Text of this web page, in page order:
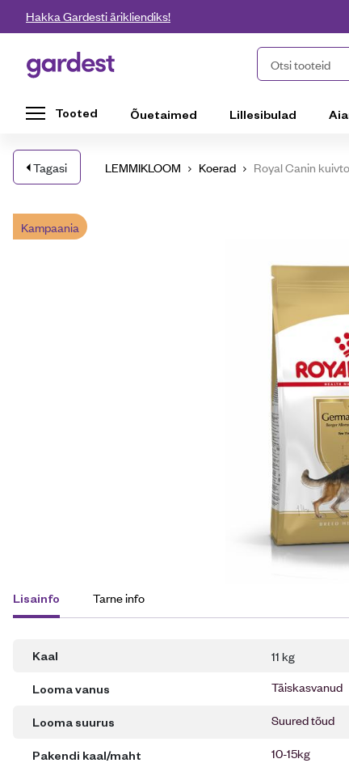
Liigu edasi põhisisu juurde
Hakka Gardesti ärikliendiks!
Gardest Otsi tooteid
Tooted Õuetaimed Lillesibulad
Tagasi LEMMIKLOOM Koerad Royal Canin
Kampaania
Lisainfo Tarne info
Kaal 11 kg
Looma vanus Täiskasvanud
Looma suurus Suured tõud
Pakendi kaal/maht 10-15kg